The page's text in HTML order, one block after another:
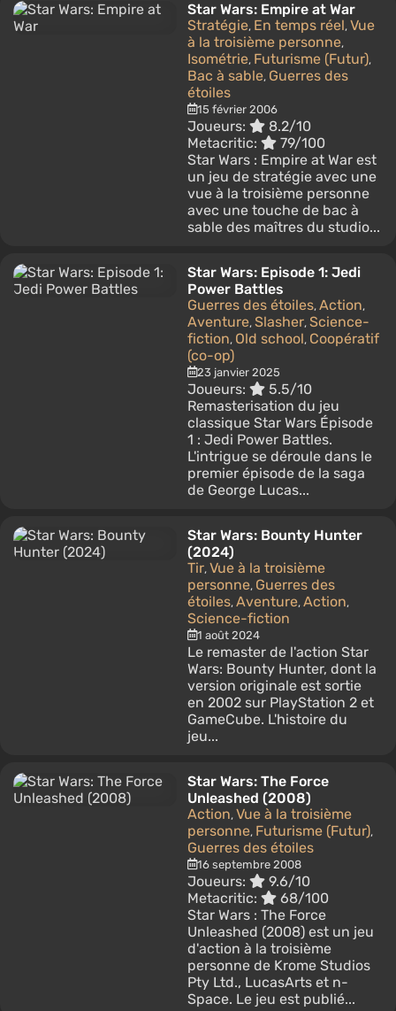
Star Wars: Empire at War
Stratégie, En temps réel, Vue
à la troisième personne,
Isométrie, Futurisme (Futur),
Bac à sable, Guerres des
étoiles
15 février 2006
Joueurs:
8.2/10
Metacritic:
79/100
Star Wars : Empire at War est
un jeu de stratégie avec une
vue à la troisième personne
avec une touche de bac à
sable des maîtres du studio...
Star Wars: Episode 1: Jedi
Power Battles
Guerres des étoiles, Action,
Aventure, Slasher, Science-
fiction, Old school, Coopératif
(co-op)
23 janvier 2025
Joueurs:
5.5/10
Remasterisation du jeu
classique Star Wars Épisode
1 : Jedi Power Battles.
L'intrigue se déroule dans le
premier épisode de la saga
de George Lucas...
Star Wars: Bounty Hunter
(2024)
Tir, Vue à la troisième
personne, Guerres des
étoiles, Aventure, Action,
Science-fiction
1 août 2024
Le remaster de l'action Star
Wars: Bounty Hunter, dont la
version originale est sortie
en 2002 sur PlayStation 2 et
GameCube. L'histoire du
jeu...
Star Wars: The Force
Unleashed (2008)
Action, Vue à la troisième
personne, Futurisme (Futur),
Guerres des étoiles
16 septembre 2008
Joueurs:
9.6/10
Metacritic:
68/100
Star Wars : The Force
Unleashed (2008) est un jeu
d'action à la troisième
personne de Krome Studios
Pty Ltd., LucasArts et n-
Space. Le jeu est publié...